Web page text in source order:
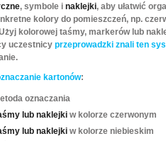
, symbole i naklejki, aby ułatwić
kolory do pomieszczeń, np.
kolorowej taśmy, markerów lub
uczestnicy przeprowadzki znali ten
kartonów:
oznaczania
lub naklejki w kolorze czerwonym
lub naklejki w kolorze niebieskim